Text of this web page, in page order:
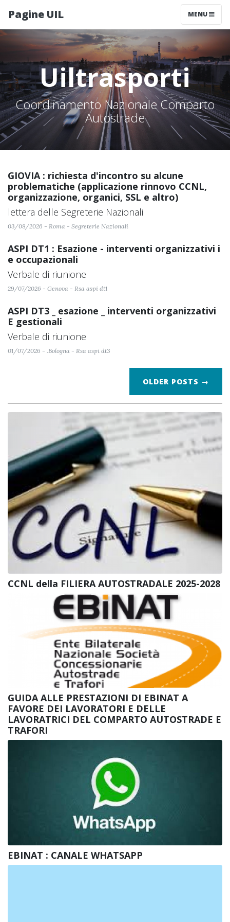
Pagine UIL MENU
Uiltrasporti
Coordinamento Nazionale Comparto
Autostrade
GIOVIA : richiesta d'incontro su alcune
problematiche (applicazione rinnovo CCNL,
organizzazione, organici, SSL e altro)
lettera delle Segreterie Nazionali
03/08/2026 - Roma - Segreterie Nazionali
ASPI DT1 : Esazione - interventi organizzativi i
e occupazionali
Verbale di riunione
29/07/2026 - Genova - Rsa aspi dt1
ASPI DT3 _ esazione _ interventi organizzativi
E gestionali
Verbale di riunione
01/07/2026 - .Bologna - Rsa aspi dt3
OLDER POSTS →
CCNL della FILIERA AUTOSTRADALE 2025-2028
GUIDA ALLE PRESTAZIONI DI EBINAT A
FAVORE DEI LAVORATORI E DELLE
LAVORATRICI DEL COMPARTO AUTOSTRADE E
TRAFORI
EBINAT : CANALE WHATSAPP